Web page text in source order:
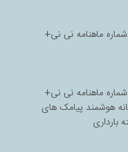
ماهنامه نی نی+
ماهنامه نی نی+
هوشمند پیامک های
بارداری